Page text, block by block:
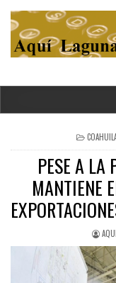
POSTED
IN
PESE A LA
MANTIENE